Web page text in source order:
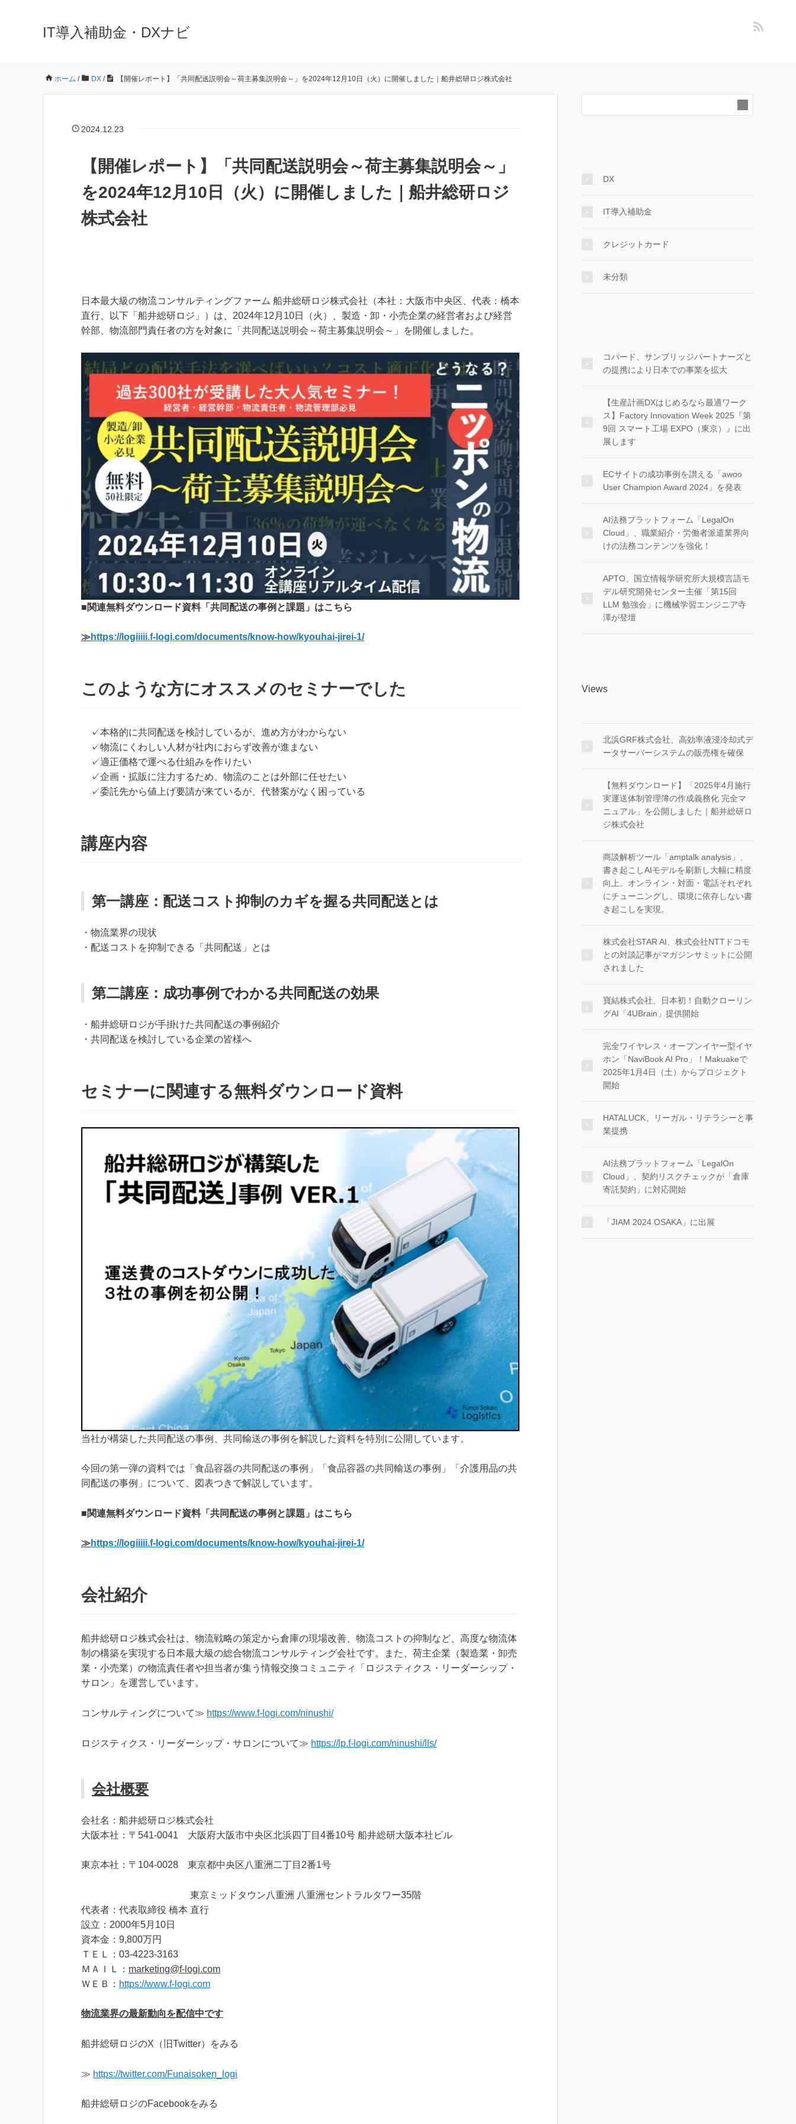
IT導入補助金・DXナビ
ホーム / DX / 【開催レポート】「共同配送説明会～荷主募集説明会～」を2024年12月10日（火）に開催しました｜船井総研ロジ株式会社
2024.12.23
【開催レポート】「共同配送説明会～荷主募集説明会～」
を2024年12月10日（火）に開催しました｜船井総研ロジ
株式会社
日本最大級の物流コンサルティングファーム 船井総研ロジ株式会社（本社：大阪市中央区、代表：橋本
直行、以下「船井総研ロジ」）は、2024年12月10日（火）、製造・卸・小売企業の経営者および経営
幹部、物流部門責任者の方を対象に「共同配送説明会～荷主募集説明会～」を開催しました。
■関連無料ダウンロード資料「共同配送の事例と課題」はこちら
≫https://logiiiii.f-logi.com/documents/know-how/kyouhai-jirei-1/
このような方にオススメのセミナーでした
✓本格的に共同配送を検討しているが、進め方がわからない
✓物流にくわしい人材が社内におらず改善が進まない
✓適正価格で運べる仕組みを作りたい
✓企画・拡販に注力するため、物流のことは外部に任せたい
✓委託先から値上げ要請が来ているが、代替案がなく困っている
講座内容
第一講座： 配送コスト抑制のカギを握る共同配送とは
・物流業界の現状
・配送コストを抑制できる「共同配送」とは
第二講座： 成功事例でわかる共同配送の効果
・船井総研ロジが手掛けた共同配送の事例紹介
・共同配送を検討している企業の皆様へ
セミナーに関連する無料ダウンロード資料
当社が構築した共同配送の事例、共同輸送の事例を解説した資料を特別に公開しています。
今回の第一弾の資料では「食品容器の共同配送の事例」「食品容器の共同輸送の事例」「介護用品の共
同配送の事例」について、図表つきで解説しています。
■関連無料ダウンロード資料「共同配送の事例と課題」はこちら
≫https://logiiiii.f-logi.com/documents/know-how/kyouhai-jirei-1/
会社紹介
船井総研ロジ株式会社は、物流戦略の策定から倉庫の現場改善、物流コストの抑制など、高度な物流体
制の構築を実現する日本最大級の総合物流コンサルティング会社です。また、荷主企業（製造業・卸売
業・小売業）の物流責任者や担当者が集う情報交換コミュニティ「ロジスティクス・リーダーシップ・
サロン」を運営しています。
コンサルティングについて≫ https://www.f-logi.com/ninushi/
ロジスティクス・リーダーシップ・サロンについて≫ https://lp.f-logi.com/ninushi/lls/
会社概要
会社名：船井総研ロジ株式会社
大阪本社：〒541-0041 大阪府大阪市中央区北浜四丁目4番10号 船井総研大阪本社ビル
東京本社：〒104-0028 東京都中央区八重洲二丁目2番1号
東京ミッドタウン八重洲 八重洲セントラルタワー35階
代表者：代表取締役 橋本 直行
設立：2000年5月10日
資本金：9,800万円
ＴＥＬ：03-4223-3163
ＭＡＩＬ： marketing@f-logi.com
ＷＥＢ： https://www.f-logi.com
物流業界の最新動向を配信中です
船井総研ロジのX（旧Twitter）をみる
≫ https://twitter.com/Funaisoken_logi
船井総研ロジのFacebookをみる
DX
IT導入補助金
クレジットカード
未分類
コパード、サンブリッジパートナーズと
の提携により日本での事業を拡大
【生産計画DXはじめるなら最適ワーク
ス】Factory Innovation Week 2025『第
9回 スマート工場 EXPO（東京）』に出
展します
ECサイトの成功事例を讃える「awoo
User Champion Award 2024」を発表
AI法務プラットフォーム「LegalOn
Cloud」、職業紹介・労働者派遣業界向
けの法務コンテンツを強化！
APTO、国立情報学研究所大規模言語モ
デル研究開発センター主催「第15回
LLM 勉強会」に機械学習エンジニア寺
澤が登壇
Views
北浜GRF株式会社、高効率液浸冷却式デ
ータサーバーシステムの販売権を確保
【無料ダウンロード】「2025年4月施行
実運送体制管理簿の作成義務化 完全マ
ニュアル」を公開しました｜船井総研ロ
ジ株式会社
商談解析ツール「amptalk analysis」、
書き起こしAIモデルを刷新し大幅に精度
向上。オンライン・対面・電話それぞれ
にチューニングし、環境に依存しない書
き起こしを実現。
株式会社STAR AI、株式会社NTTドコモ
との対談記事がマガジンサミットに公開
されました
寶結株式会社、日本初！自動クローリン
グAI「4UBrain」提供開始
完全ワイヤレス・オープンイヤー型イヤ
ホン「NaviBook AI Pro」！Makuakeで
2025年1月4日（土）からプロジェクト
開始
HATALUCK、リーガル・リテラシーと事
業提携
AI法務プラットフォーム「LegalOn
Cloud」、契約リスクチェックが「倉庫
寄託契約」に対応開始
「JIAM 2024 OSAKA」に出展